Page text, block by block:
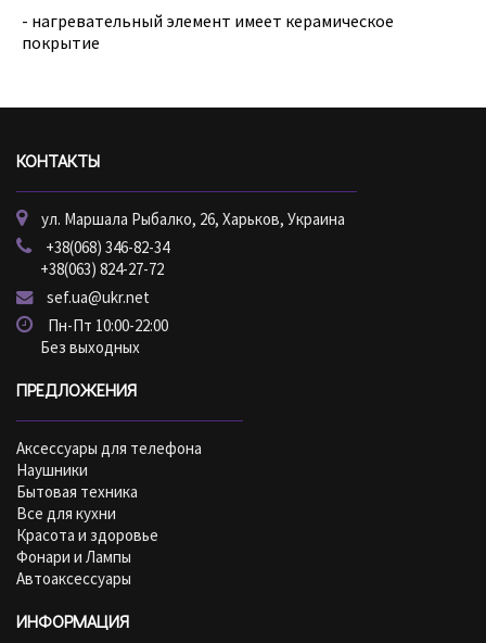
- нагревательный элемент имеет керамическое
покрытие
КОНТАКТЫ
ул. Маршала Рыбалко, 26, Харьков, Украина
+38(068) 346-82-34
+38(063) 824-27-72
sef.ua@ukr.net
Пн-Пт 10:00-22:00
Без выходных
ПРЕДЛОЖЕНИЯ
Аксессуары для телефона
Наушники
Бытовая техника
Все для кухни
Красота и здоровье
Фонари и Лампы
Автоаксессуары
ИНФОРМАЦИЯ